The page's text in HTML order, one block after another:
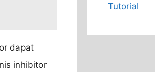
dapat
inhibitor
Tutorial